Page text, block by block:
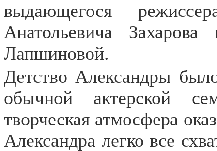
выдающегося
Анатольевича
Лапшиновой.
Детство Александры
обычной актерской
творческая атмосфера
Александра легко все